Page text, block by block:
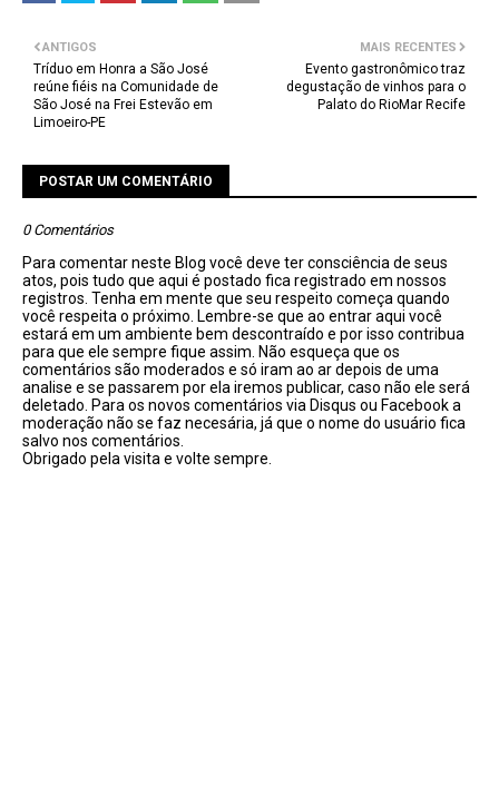
MAIS RECENTES
Evento gastronômico traz
degustação de vinhos para o
Palato do RioMar Recife
ANTIGOS
Tríduo em Honra a São José
reúne fiéis na Comunidade de
São José na Frei Estevão em
Limoeiro-PE
POSTAR UM COMENTÁRIO
0 Comentários
Para comentar neste Blog você deve ter consciência de seus
atos, pois tudo que aqui é postado fica registrado em nossos
registros. Tenha em mente que seu respeito começa quando
você respeita o próximo. Lembre-se que ao entrar aqui você
estará em um ambiente bem descontraído e por isso contribua
para que ele sempre fique assim. Não esqueça que os
comentários são moderados e só iram ao ar depois de uma
analise e se passarem por ela iremos publicar, caso não ele será
deletado. Para os novos comentários via Disqus ou Facebook a
moderação não se faz necesária, já que o nome do usuário fica
salvo nos comentários.
Obrigado pela visita e volte sempre.